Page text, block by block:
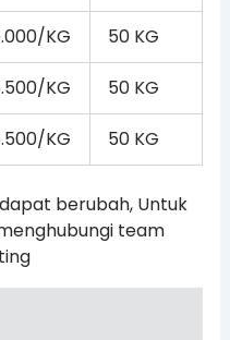
KG 50 KG
KG 50 KG
KG 50 KG
berubah, Untuk
team